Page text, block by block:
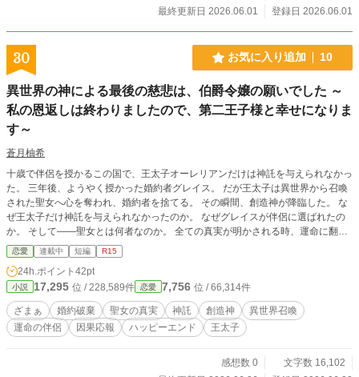
最終更新日 2026.06.01
登録日 2026.06.01
30 お気に入り追加 10
異世界の神による最後の慈悲は、伯爵令嬢の願いでした ～
私の恩返しは終わりましたので、第二王子様と幸せになりま
す～
蒼月柚希
十歳で伴侶を授かるこの国で、王太子オーレリアンだけは神託を与えられなかっ
た。 三年後、ようやく授かった婚約者グレイス。 だが王太子は異世界から召喚
された聖女へ心を奪われ、婚約者を捨てる。 その瞬間、創造神が降臨した。 な
ぜ王太子だけ神託を与えられなかったのか。 なぜグレイスが伴侶に選ばれたの
か。 そして――聖女とは何者なのか。 全ての真実が明かされる時、運命に翻弄
された者たちの未来が動き出す――。
恋愛 連載中 短編 R15
24h.ポイント 42pt
小説 17,295 位 / 228,589件 恋愛 7,756 位 / 66,314件
ざまぁ 婚約破棄 聖女の真実 神託 創造神
異世界召喚
運命の伴侶
因果応報 ハッピーエンド 王太子
感想数 0
文字数 16,102